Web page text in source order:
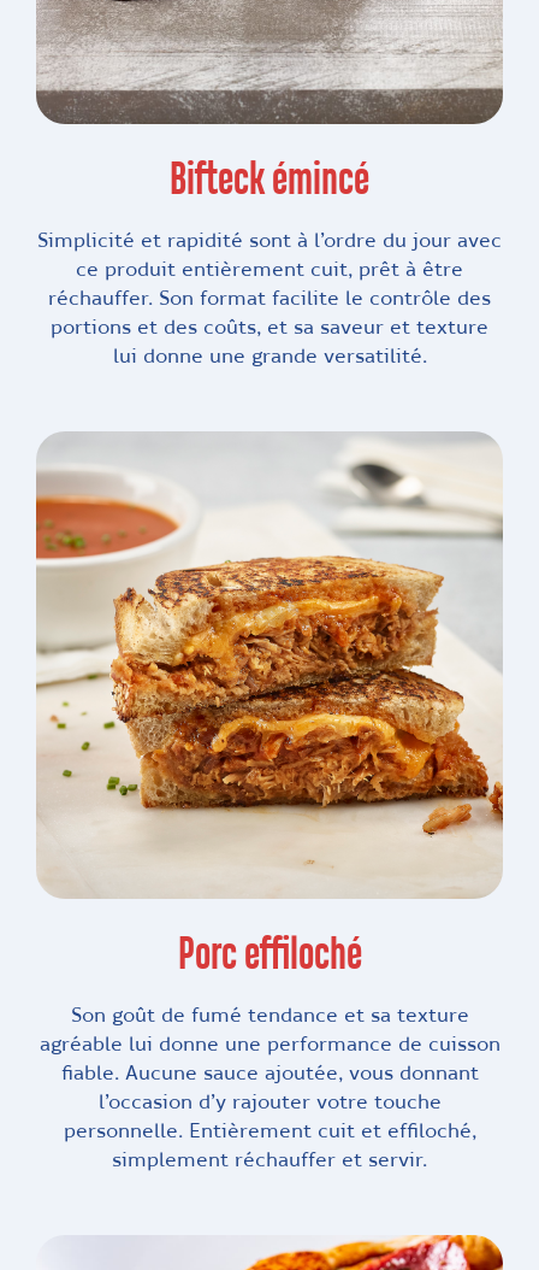
Bifteck émincé
Simplicité et rapidité sont à l’ordre du jour avec
ce produit entièrement cuit, prêt à être
réchauffer. Son format facilite le contrôle des
portions et des coûts, et sa saveur et texture
lui donne une grande versatilité.
Porc effiloché
Son goût de fumé tendance et sa texture
agréable lui donne une performance de cuisson
fiable. Aucune sauce ajoutée, vous donnant
l’occasion d’y rajouter votre touche
personnelle. Entièrement cuit et effiloché,
simplement réchauffer et servir.